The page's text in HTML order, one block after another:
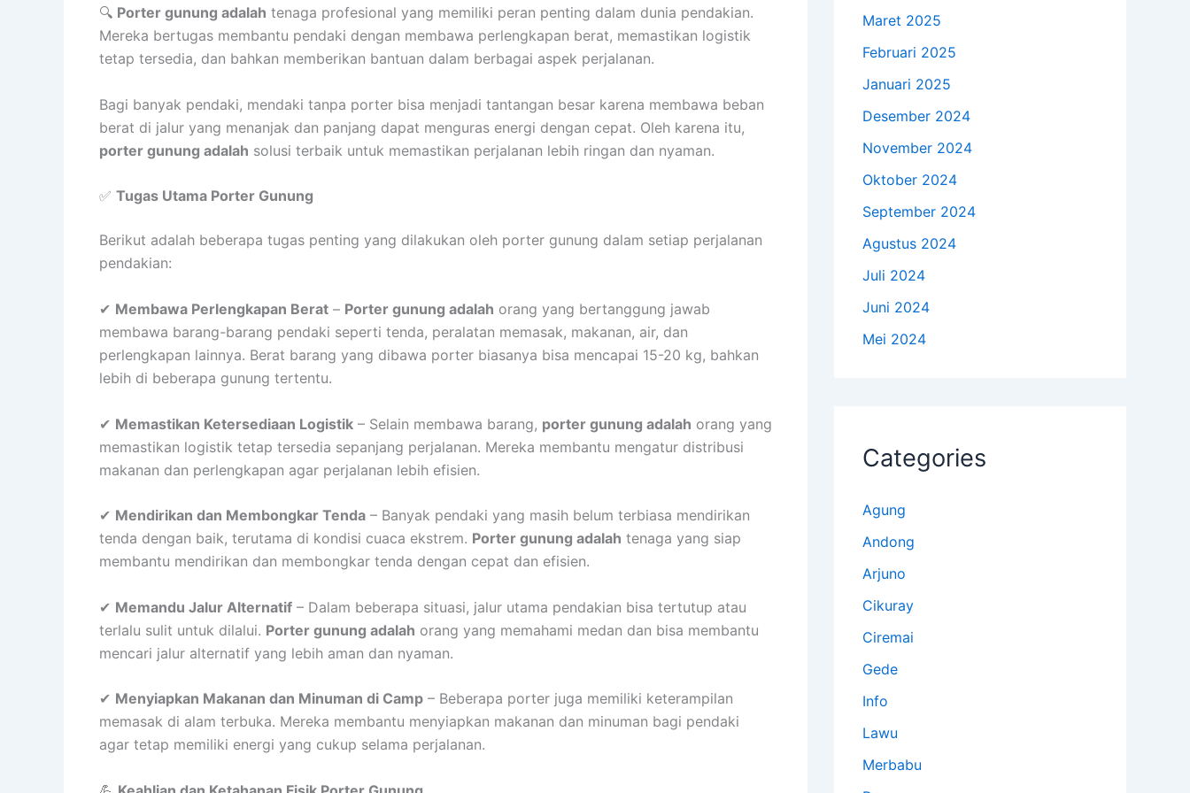
🔍 Porter gunung adalah tenaga profesional yang memiliki peran penting dalam dunia pendakian.
Mereka bertugas membantu pendaki dengan membawa perlengkapan berat, memastikan logistik
tetap tersedia, dan bahkan memberikan bantuan dalam berbagai aspek perjalanan.
Bagi banyak pendaki, mendaki tanpa porter bisa menjadi tantangan besar karena membawa beban
berat di jalur yang menanjak dan panjang dapat menguras energi dengan cepat. Oleh karena itu,
porter gunung adalah solusi terbaik untuk memastikan perjalanan lebih ringan dan nyaman.
✅ Tugas Utama Porter Gunung
Berikut adalah beberapa tugas penting yang dilakukan oleh porter gunung dalam setiap perjalanan
pendakian:
✔ Membawa Perlengkapan Berat – Porter gunung adalah orang yang bertanggung jawab
membawa barang-barang pendaki seperti tenda, peralatan memasak, makanan, air, dan
perlengkapan lainnya. Berat barang yang dibawa porter biasanya bisa mencapai 15-20 kg, bahkan
lebih di beberapa gunung tertentu.
✔ Memastikan Ketersediaan Logistik – Selain membawa barang, porter gunung adalah orang yang
memastikan logistik tetap tersedia sepanjang perjalanan. Mereka membantu mengatur distribusi
makanan dan perlengkapan agar perjalanan lebih efisien.
✔ Mendirikan dan Membongkar Tenda – Banyak pendaki yang masih belum terbiasa mendirikan
tenda dengan baik, terutama di kondisi cuaca ekstrem. Porter gunung adalah tenaga yang siap
membantu mendirikan dan membongkar tenda dengan cepat dan efisien.
✔ Memandu Jalur Alternatif – Dalam beberapa situasi, jalur utama pendakian bisa tertutup atau
terlalu sulit untuk dilalui. Porter gunung adalah orang yang memahami medan dan bisa membantu
mencari jalur alternatif yang lebih aman dan nyaman.
✔ Menyiapkan Makanan dan Minuman di Camp – Beberapa porter juga memiliki keterampilan
memasak di alam terbuka. Mereka membantu menyiapkan makanan dan minuman bagi pendaki
agar tetap memiliki energi yang cukup selama perjalanan.
Maret 2025
Februari 2025
Januari 2025
Desember 2024
November 2024
Oktober 2024
September 2024
Agustus 2024
Juli 2024
Juni 2024
Mei 2024
Categories
Agung
Andong
Arjuno
Cikuray
Ciremai
Gede
Info
Lawu
Merbabu